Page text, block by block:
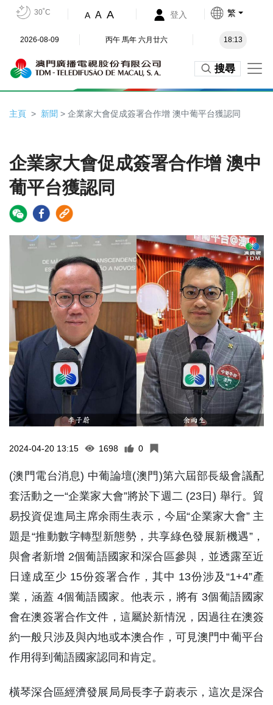
30˚C A A A 登入 繁
2026-08-09 丙午 馬年 六月廿六 18:13
搜尋
主頁 新聞 > 企業家大會促成簽署合作增 澳中葡平台獲認同
企業家大會促成簽署合作增 澳中
葡平台獲認同
2024-04-20 13:15 1698 0
(澳門電台消息) 中葡論壇(澳門)第六屆部長級會議配
套活動之一“企業家大會”將於下週二 (23日) 舉行。貿
易投資促進局主席余雨生表示，今屆“企業家大會” 主
題是“推動數字轉型新態勢，共享綠色發展新機遇”，
與會者新增 2個葡語國家和深合區參與，並透露至近
日達成至少 15份簽署合作，其中 13份涉及“1+4”產
業，涵蓋 4個葡語國家。他表示，將有 3個葡語國家
會在澳簽署合作文件，這屬於新情況，因過往在澳簽
約一般只涉及與內地或本澳合作，可見澳門中葡平台
作用得到葡語國家認同和肯定。
橫琴深合區經濟發展局局長李子蔚表示，這次是深合